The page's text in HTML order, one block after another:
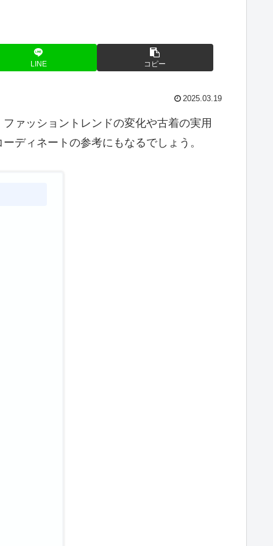
LINE コピー
2025.03.19
ァッショントレンドの変化や古着の実用
ディネートの参考にもなるでしょう。